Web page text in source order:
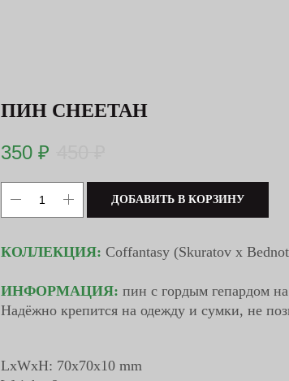
ПИН CHEETAH
350 ₽
ДОБАВИТЬ В КОРЗИНУ
КОЛЛЕКЦИЯ: Coffantasy (Skuratov x
ИНФОРМАЦИЯ: пин с гордым гепардом
Надёжно крепится на одежду и сумки, не
LxWxH: 70x70x10 mm